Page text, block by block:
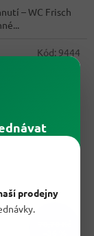
prodejny
– WC Frisch
Kód: 9444